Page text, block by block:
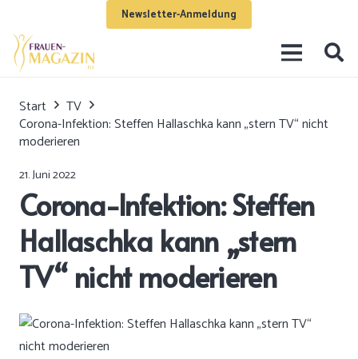
Newsletter-Anmeldung
Start
TV
Corona-Infektion: Steffen Hallaschka kann „stern TV“ nicht
moderieren
21. Juni 2022
Corona-Infektion: Steffen
Hallaschka kann „stern
TV“ nicht moderieren